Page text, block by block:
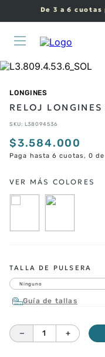
De 3 a 6
LONGINES
RELOJ
SKU: L38094536
$3.584.000
Paga hasta 6 cuotas, 0
TALLA DE PULSERA
Ninguno
Guía de tallas
＋
－